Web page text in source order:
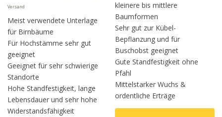
Versand
Meist verwendete Unterlage
für Birnbäume
Für Hochstämme sehr gut
geeignet
Geeignet für sehr schwierige
Standorte
Hohe Standfestigkeit, lange
Lebensdauer und sehr hohe
Wi­der­stands­fä­hig­keit
kleinere bis mittlere
Baumformen
Sehr gut zur Kübel-
Bepflanzung und für
Buschobst geeignet
Gute Standfestigkeit ohne
Pfahl
Mittelstarker Wuchs &
ordentliche Erträge